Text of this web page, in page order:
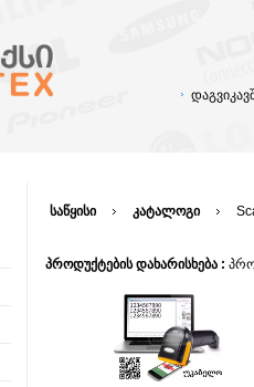
საწყისი კატალოგი
პროდუქტების დახარისხება :